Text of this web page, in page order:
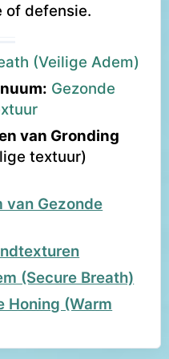
of defensie.
(Veilige Adem)
Gezonde
van Gronding
textuur)
van Gezonde
(Secure Breath)
Honing (Warm